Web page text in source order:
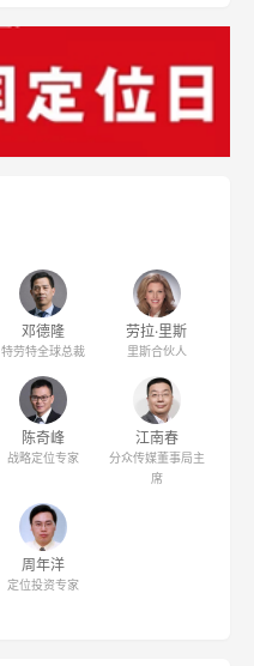
邓德隆
特劳特全球总裁
劳拉·里斯
里斯合伙人
陈奇峰
战略定位专家
江南春
分众传媒董事局主
席
周年洋
定位投资专家